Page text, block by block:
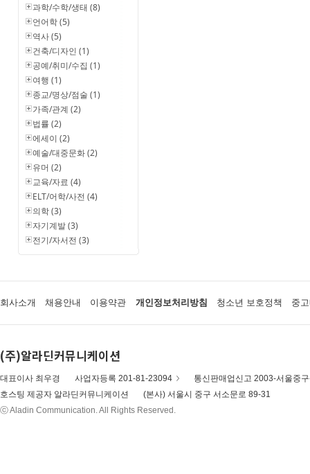
과학/수학/생태 (8)
언어학 (5)
역사 (5)
건축/디자인 (1)
공예/취미/수집 (1)
여행 (1)
종교/명상/점술 (1)
가족/관계 (2)
법률 (2)
에세이 (2)
예술/대중문화 (2)
유머 (2)
교육/자료 (4)
ELT/어학/사전 (4)
의학 (3)
자기계발 (3)
전기/자서전 (3)
회사소개 채용안내 이용약관 개인정보처리방침 청소년 보호정책 중
(주)알라딘커뮤니케이션
대표이사 최우경 사업자등록 201-81-23094
통신판매업신고 2003-서울중
호스팅 제공자 알라딘커뮤니케이션
(본사) 서울시 중구 서소문로 89-31
ⓒ Aladin Communication. All Rights Reserved.